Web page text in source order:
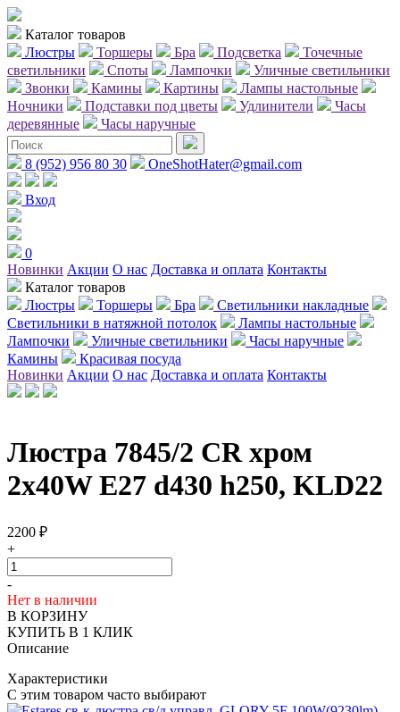
Каталог товаров
Люстры
Торшеры Бра Подсветка
Точечные
светильники
Споты Лампочки
Уличные светильники
Звонки
Камины Картины
Лампы настольные
Ночники
Подставки под цветы Удлинители
Часы
деревянные
Часы наручные
8 (952) 956 80 30 OneShotHater@gmail.com
Вход
0
Новинки Акции О нас Доставка и оплата Контакты
Каталог товаров
Люстры
Торшеры Бра
Светильники накладные
Светильники в натяжной потолок
Лампы настольные
Лампочки
Уличные светильники
Часы наручные
Камины
Красивая посуда
Новинки Акции О нас Доставка и оплата Контакты
Люстра 7845/2 CR хром
2х40W E27 d430 h250, KLD22
2200 ₽
+
-
Нет в наличии
В КОРЗИНУ
КУПИТЬ В 1 КЛИК
Описание
Характеристики
С этим товаром часто выбирают